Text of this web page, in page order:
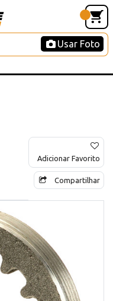
Usar Foto
Adicionar Favorito
Compartilhar